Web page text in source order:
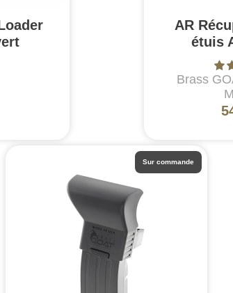
AR
étuis
Brass
Sur commande